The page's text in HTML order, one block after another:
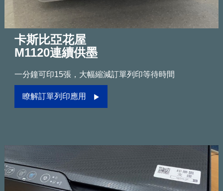
卡斯比亞花屋
M1120連續供墨
一分鐘可印15張，大幅縮減訂單列印等待時間
瞭解訂單列印應用